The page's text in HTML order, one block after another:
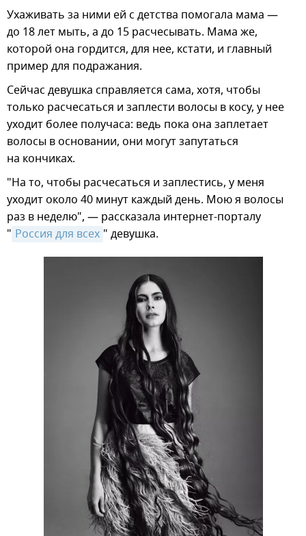
Ухаживать за ними ей с детства помогала мама —
до 18 лет мыть, а до 15 расчесывать. Мама же,
которой она гордится, для нее, кстати, и главный
пример для подражания.
Сейчас девушка справляется сама, хотя, чтобы
только расчесаться и заплести волосы в косу, у нее
уходит более получаса: ведь пока она заплетает
волосы в основании, они могут запутаться
на кончиках.
"На то, чтобы расчесаться и заплестись, у меня
уходит около 40 минут каждый день. Мою я волосы
раз в неделю", — рассказала интернет-порталу
" Россия для всех " девушка.